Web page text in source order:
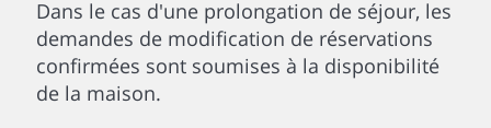
Dans le cas d'une prolongation de séjour, les
demandes de modification de réservations
confirmées sont soumises à la disponibilité
de la maison.